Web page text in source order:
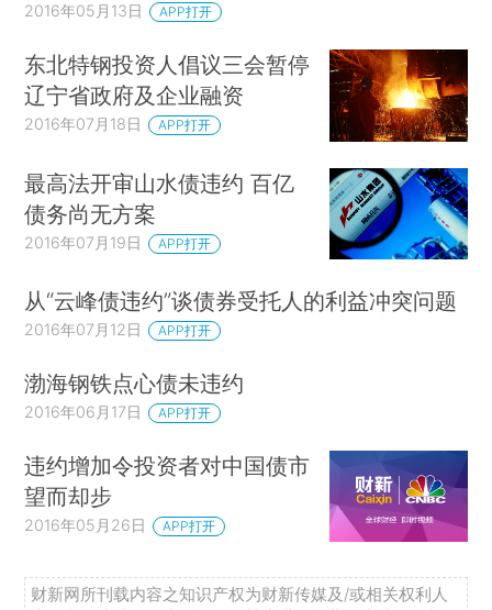
2016年05月13日 APP打开
东北特钢投资人倡议三会暂停
辽宁省政府及企业融资
2016年07月18日 APP打开
最高法开审山水债违约 百亿
债务尚无方案
2016年07月19日 APP打开
从“云峰债违约”谈债券受托人的利益冲突问题
2016年07月12日 APP打开
渤海钢铁点心债未违约
2016年06月17日 APP打开
违约增加令投资者对中国债市
望而却步
2016年05月26日 APP打开
财新网所刊载内容之知识产权为财新传媒及/或相关权利人